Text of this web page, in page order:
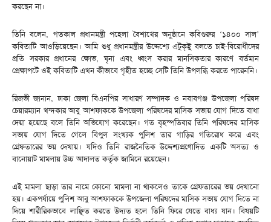
করছেন না।
তিনি বলেন, গতকাল প্রধানমন্ত্রী পহেলা বৈশাখের অনুষ্ঠানে কবিগুরুর ‘১৪০০ সাল’
কবিতাটি আওড়িয়েছেন। আমি শুধু প্রধানমন্ত্রীর উদ্দেশ্যে এটুক্ইু বলতে চাই-বিরোধীদের
প্রতি সরকার প্রধানের ক্ষোভ, ঘৃনা এবং ধ্বংস করার মানসিকতার কারণে বর্তমান
প্রেক্ষাপটে ওই কবিতাটি এখন কীভাবে গৃহীত হচ্ছে সেটি তিনি উপলব্ধি করতে পারেননি।
রিজভী জানান, ঢাকা জেলা বিএনপির সাধারণ সম্পাদক ও নবাবগঞ্জ উপজেলা পরিষদ
চেয়ারম্যান খন্দকার আবু আশফাককে উপজেলা পরিষদের মাসিক সভায় যোগ দিতে বাধা
দেয়া হয়েছে বলে তিনি অভিযোগ করেছেন। গত বৃহস্পতিবার তিনি পরিষদের মাসিক
সভায় যোগ দিতে গেলে বিপুল সংখ্যক পুলিশ তার গাড়ির গতিরোধ করে এবং
গ্রেফতারের ভয় দেখায়। যদিও তিনি রাজনৈতিক উদ্দেশ্যপ্রণোদিত একটি অসত্য ও
বানোয়াট মামলায় উচ্চ আদালত কর্তৃক জামিনে রয়েছেন।
এই মামলা ছাড়া তার নামে কোনো মামলা না থাকলেও তাকে গ্রেফতারের ভয় দেখানো
হয়। একপর্যায়ে পুলিশ আবু আশফাককে উপজেলা পরিষদের মাসিক সভায় যোগ দিতে না
দিয়ে শারীরিকভাবে লাঞ্ছিত করতে উদ্যত হলে তিনি ফিরে যেতে বাধ্য যান। বিষয়টি